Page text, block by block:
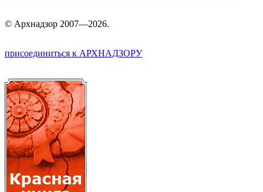
© Архнадзор 2007—2026.
присоединиться к АРХНАДЗОРУ